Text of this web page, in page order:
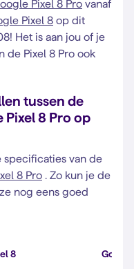
Pixel 8 Pro vanaf
Pixel 8 op dit
Het is aan jou of je
de Pixel 8 Pro ook
tussen de
Pixel 8 Pro op
specificaties van de
8 Pro . Zo kun je de
nog eens goed
8